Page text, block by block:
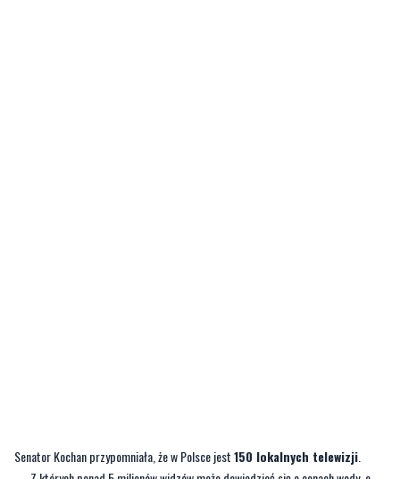
wychowanych przez lokalne domy kultury artystów. Są to też miejsca, w których